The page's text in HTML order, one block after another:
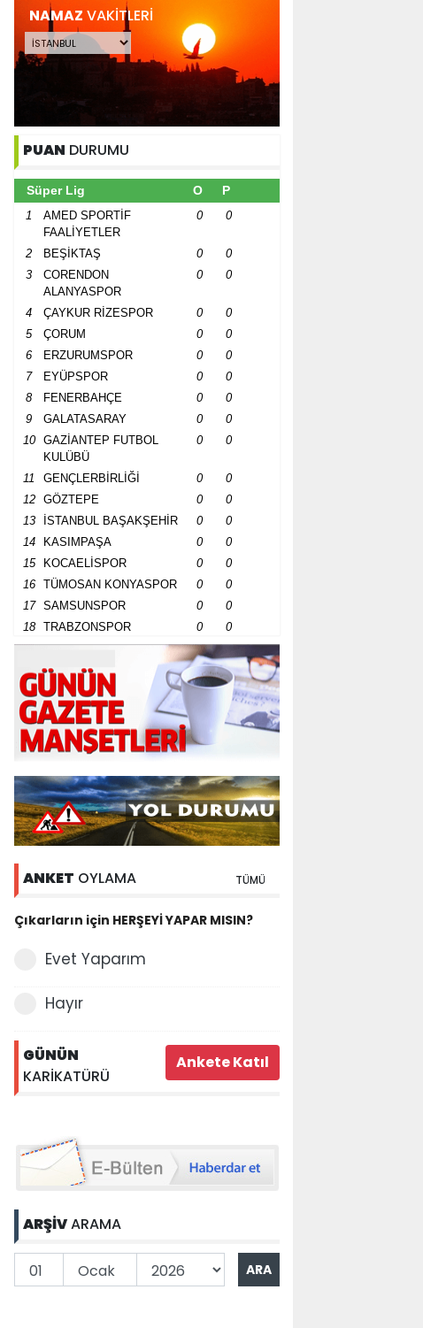
NAMAZ VAKİTLERİ
PUAN DURUMU
Süper Lig O P
1
AMED SPORTİF
FAALİYETLER
0 0
2 BEŞİKTAŞ 0
0
3
CORENDON
ALANYASPOR
0 0
4 ÇAYKUR RİZESPOR 0
0
5
ÇORUM 0
0
6
ERZURUMSPOR 0
0
7
EYÜPSPOR 0
0
8
FENERBAHÇE 0
0
9
GALATASARAY 0
0
10
GAZİANTEP FUTBOL
KULÜBÜ
0 0
11 GENÇLERBİRLİĞİ 0
0
12
GÖZTEPE 0
0
13
İSTANBUL BAŞAKŞEHİR 0
0
14
KASIMPAŞA 0
0
15
KOCAELİSPOR 0
0
16
TÜMOSAN KONYASPOR 0
0
17
SAMSUNSPOR 0
0
18
TRABZONSPOR 0 0
ANKET OYLAMA TÜMÜ
Çıkarların için HERŞEYİ YAPAR MISIN?
Evet Yaparım
Hayır
GÜNÜN
KARİKATÜRÜ
ARŞİVARAMA